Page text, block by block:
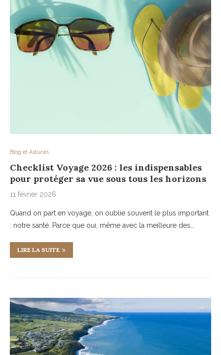
Blog et Astuces
Checklist Voyage 2026 : les indispensables
pour protéger sa vue sous tous les horizons
11 février 2026
Quand on part en voyage, on oublie souvent le plus important
: notre santé. Parce que oui, même avec la meilleure des…
LIRE LA SUITE